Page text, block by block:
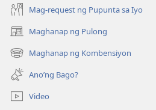
Mag-request ng Pupunta sa Iyo
Maghanap ng Pulong
(may
bubukas
na
bagong
window)
Maghanap ng Kombensiyon
(may
bubukas
na
bagong
window)
Ano’ng Bago?
Video